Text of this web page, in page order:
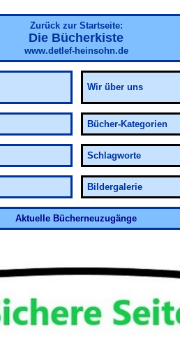
Zurück zur Startseite:
Die Bücherkiste
www.detlef-heinsohn.de
Wir über uns
Bücher-Kategorien
Schlagworte
Bildergalerie
Aktuelle Bücherneuzugänge